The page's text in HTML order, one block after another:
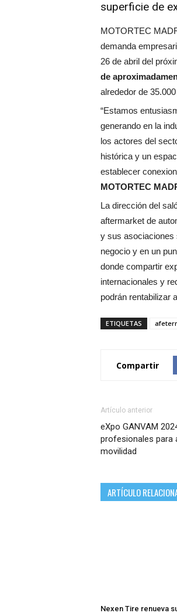
superficie de
MOTORTEC
demanda
26 de abril del
de
alrededor de
“Estamos
generando en la
los actores del
histórica y un
establecer
MOTORTEC
La dirección del
aftermarket de
y sus asociaciones
negocio y en un
donde compartir
internacionales y
podrán rentabilizar
ETIQUETAS
Compartir
Artículo anterior
eXpo GANVAM
profesionales para
movilidad
ARTÍCULO
Nexen Tire renueva